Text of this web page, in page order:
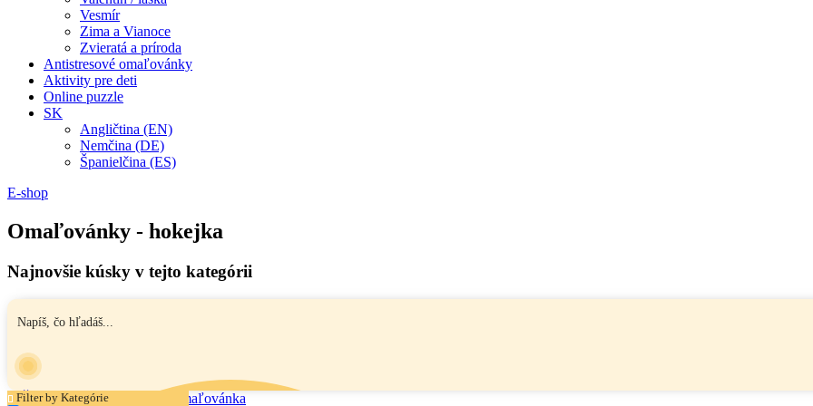
Vesmír
Zima a Vianoce
Zvieratá a príroda
Antistresové omaľovánky
Aktivity pre deti
Online puzzle
SK
Angličtina (EN)
Nemčina (DE)
Španielčina (ES)
E-shop
Omaľovánky - hokejka
Najnovšie kúsky v tejto kategórii
Filter by Kategórie